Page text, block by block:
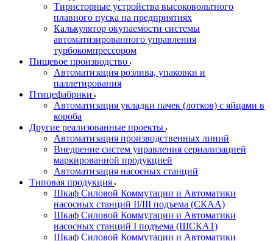
Тиристорные устройства высоковольтного
плавного пуска на предприятиях
Калькулятор окупаемости системы
автоматизированного управления
турбокомпрессором
Пищевое производство
Автоматизация розлива, упаковки и
паллетирования
Птицефабрики
Автоматизация укладки пачек (лотков) с яйцами в
короба
Другие реализованные проекты
Автоматизация производственных линий
Внедрение систем управления сериализацией
маркированной продукцией
Автоматизация насосных станций
Типовая продукция
Шкаф Силовой Коммутации и Автоматики
насосных станций II/III подъема (СКАА)
Шкаф Силовой Коммутации и Автоматики
насосных станций I подъема (ШСКА1)
Шкаф Силовой Коммутации и Автоматики